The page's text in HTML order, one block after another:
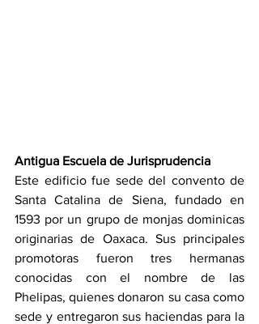
Antigua Escuela de Jurisprudencia
Este edificio fue sede del convento de
Santa Catalina de Siena, fundado en
1593 por un grupo de monjas dominicas
originarias de Oaxaca. Sus principales
promotoras fueron tres hermanas
conocidas con el nombre de las
Phelipas, quienes donaron su casa como
sede y entregaron sus haciendas para la